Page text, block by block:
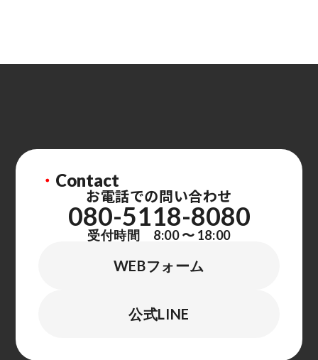
・ Contact
お電話での問い合わせ
080-5118-8080
受付時間 8:00 〜 18:00
WEBフォーム
公式LINE